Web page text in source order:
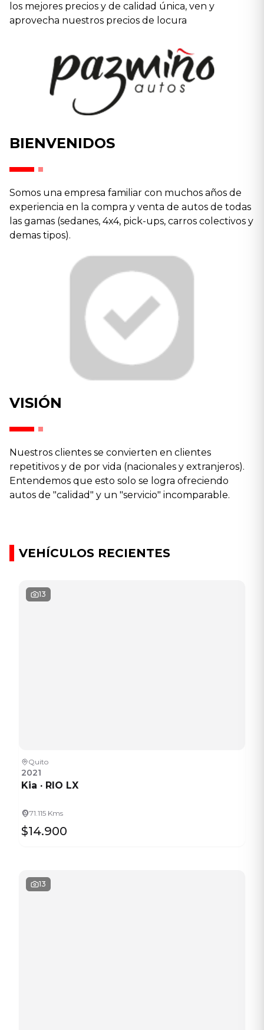
los mejores precios y de calidad única, ven y
aprovecha nuestros precios de locura
BIENVENIDOS
Somos una empresa familiar con muchos años de
experiencia en la compra y venta de autos de todas
las gamas (sedanes, 4x4, pick-ups, carros colectivos y
demas tipos).
VISIÓN
Nuestros clientes se convierten en clientes
repetitivos y de por vida (nacionales y extranjeros).
Entendemos que esto solo se logra ofreciendo
autos de "calidad" y un "servicio" incomparable.
VEHÍCULOS RECIENTES
13
Quito
2021
Kia · RIO LX
71.115 Kms
$14.900
13